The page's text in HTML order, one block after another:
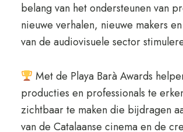
belang van het ondersteunen van
nieuwe verhalen, nieuwe makers
van de audiovisuele sector
Met de Playa Barà Awards
producties en professionals te
zichtbaar te maken die bijdragen
van de Catalaanse cinema en de